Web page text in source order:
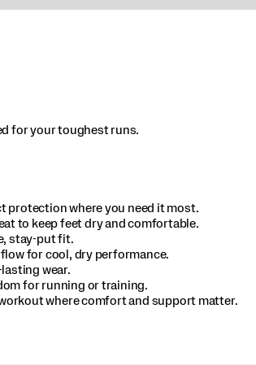
for your toughest runs.​
protection where you need it most.​
to keep feet dry and comfortable.​
stay-put fit.​
for cool, dry performance.​
wear.​
for running or training.​
where comfort and support matter.​